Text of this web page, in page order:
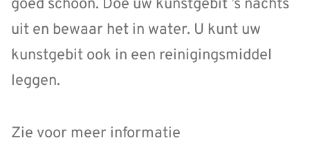
goed schoon. Doe uw kunstgebit ’s nachts
uit en bewaar het in water. U kunt uw
kunstgebit ook in een reinigingsmiddel
leggen.
Zie voor meer informatie